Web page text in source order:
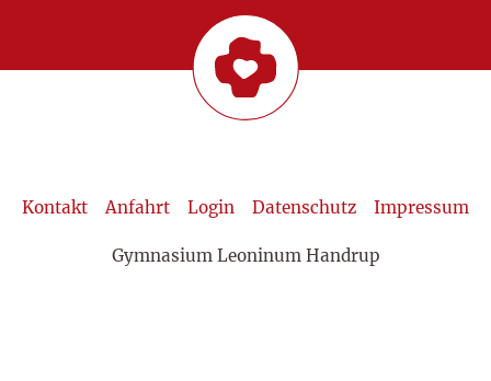
Kontakt Anfahrt Login Datenschutz Impressum
Gymnasium Leoninum Handrup